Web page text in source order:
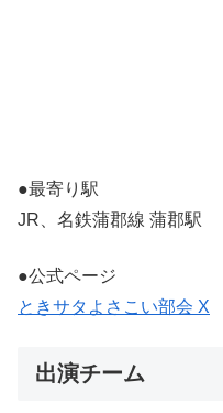
●最寄り駅
JR、名鉄蒲郡線 蒲郡駅
●公式ページ
ときサタよさこい部会 X
出演チーム